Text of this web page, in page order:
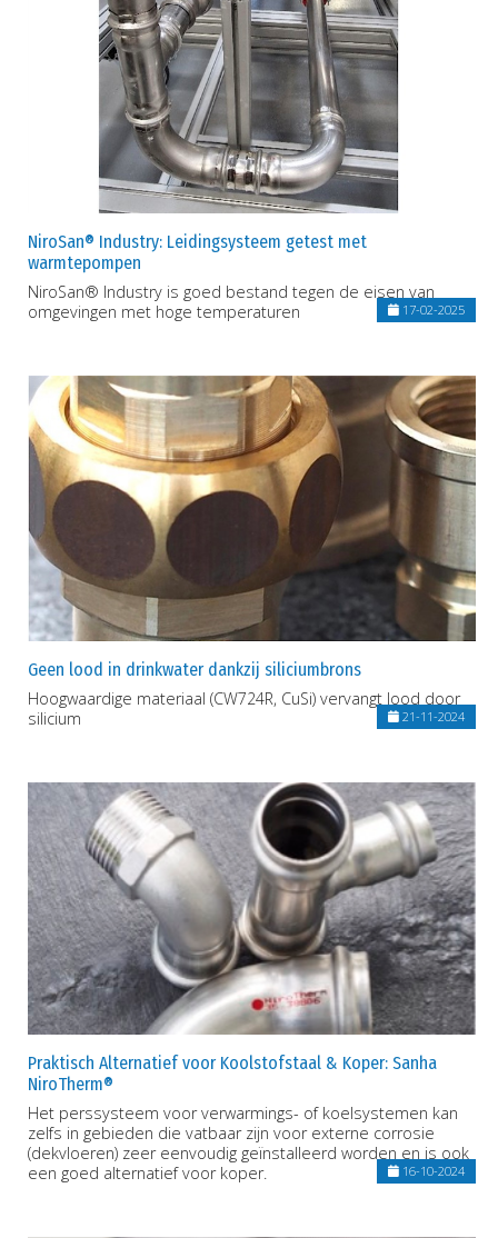
NiroSan® Industry: Leidingsysteem getest met
warmtepompen
NiroSan® Industry is goed bestand tegen de eisen van
omgevingen met hoge temperaturen
17-02-2025
Geen lood in drinkwater dankzij siliciumbrons
Hoogwaardige materiaal (CW724R, CuSi) vervangt lood door
silicium
21-11-2024
Praktisch Alternatief voor Koolstofstaal & Koper: Sanha
NiroTherm®
Het perssysteem voor verwarmings- of koelsystemen kan
zelfs in gebieden die vatbaar zijn voor externe corrosie
(dekvloeren) zeer eenvoudig geïnstalleerd worden en is ook
een goed alternatief voor koper.
16-10-2024